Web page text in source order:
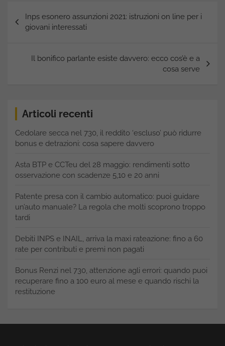
articoli
Inps esonero assunzioni 2021: istruzioni on line per i
giovani interessati
Il bonifico parlante esiste davvero: ecco cos’è e a
cosa serve
Articoli recenti
Cedolare secca nel 730, il reddito ‘escluso’ può ridurre
bonus e detrazioni: cosa sapere davvero
Asta BTP e CCTeu del 28 maggio: rendimenti sotto
osservazione con scadenze 5,10 e 20 anni
Patente presa con il cambio automatico: puoi guidare
un’auto manuale? La regola che molti scoprono troppo
tardi
Debiti INPS e INAIL, arriva la maxi rateazione: fino a 60
rate per contributi e premi non pagati
Bonus Renzi nel 730, attenzione agli errori: quando puoi
recuperare fino a 100 euro al mese e quando rischi la
restituzione